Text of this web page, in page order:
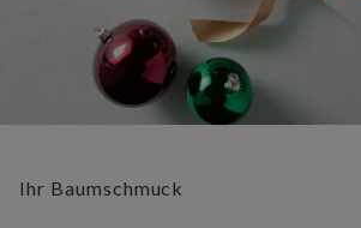
Ihr Baumschmuck